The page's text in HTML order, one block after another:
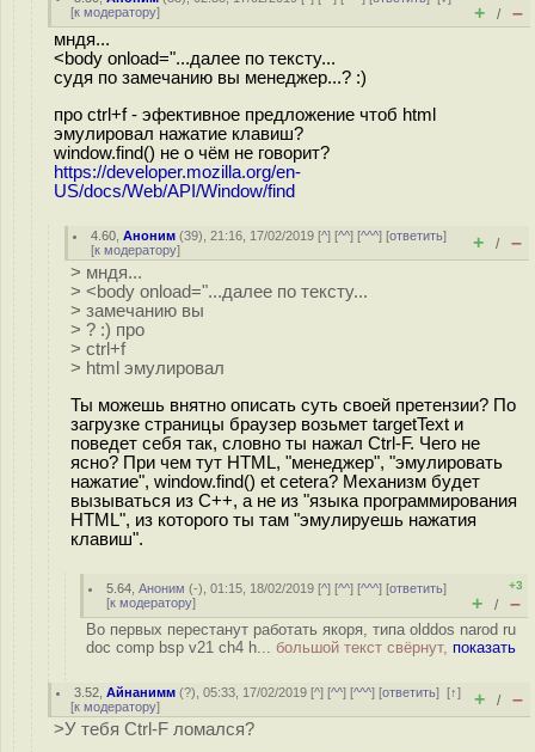
[к модератору] + / –
мндя...
<body onload="...далее по тексту...
судя по замечанию вы менеджер...? :)
про ctrl+f - эфективное предложение чтоб html
эмулировал нажатие клавиш?
window.find() не о чём не говорит?
https://developer.mozilla.org/en-
US/docs/Web/API/Window/find
4.60 ,Аноним (39), 21:16, 17/02/2019 [^] [^^] [^^^] [ответить]
[к модератору] + / –
> мндя...
> <body onload="...далее по тексту...
> замечанию вы
> ? :) про
> ctrl+f
> html эмулировал
Ты можешь внятно описать суть своей претензии? По
загрузке страницы браузер возьмет targetText и
поведет себя так, словно ты нажал Ctrl-F. Чего не
ясно? При чем тут HTML, "менеджер", "эмулировать
нажатие", window.find() et cetera? Механизм будет
вызываться из C++, а не из "языка программирования
HTML", из которого ты там "эмулируешь нажатия
клавиш".
5.64 ,Аноним (-), 01:15, 18/02/2019 [^] [^^] [^^^] [ответить]
[к модератору]
+3
+ / –
Во первых перестанут работать якоря, типа olddos narod ru
doc comp bsp v21 ch4 h... большой текст свёрнут, показать
3.52 ,Айнанимм (?), 05:33, 17/02/2019 [^] [^^] [^^^] [ответить][↑]
[к модератору] + / –
>У тебя Ctrl-F ломался?